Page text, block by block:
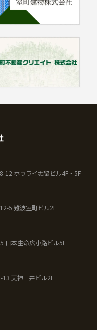
12 ホウライ堀留ビル4F・5F
5 難波室町ビル2F
日本生命広小路ビル5F
天神三井ビル2F